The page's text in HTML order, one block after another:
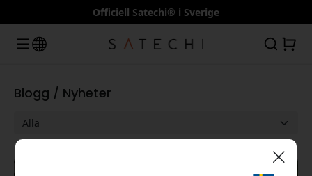
Officiell Satechi® i Sverige
Blogg / Nyheter